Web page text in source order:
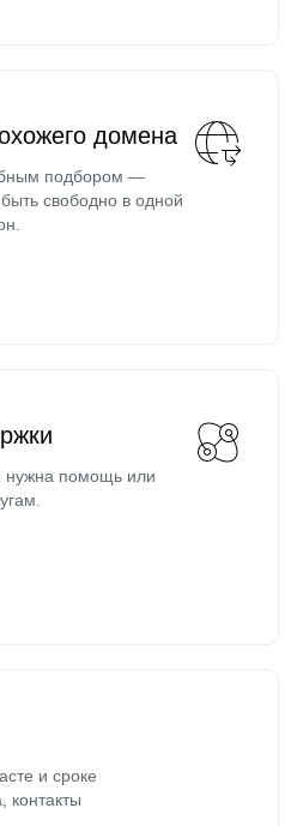
домена
подбором —
свободно в одной
нужна помощь или
и сроке
контакты